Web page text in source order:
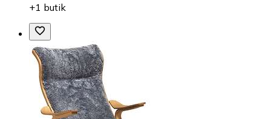
+1 butik